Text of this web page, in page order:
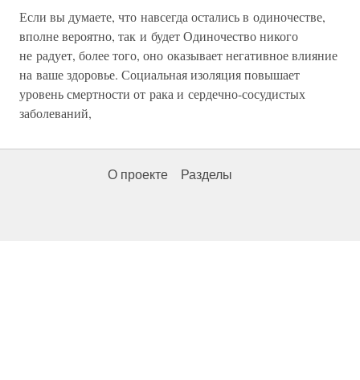
Если вы думаете, что навсегда остались в одиночестве,
вполне вероятно, так и будет Одиночество никого
не радует, более того, оно оказывает негативное влияние
на ваше здоровье. Социальная изоляция повышает
уровень смертности от рака и сердечно-сосудистых
заболеваний,
О проекте Разделы